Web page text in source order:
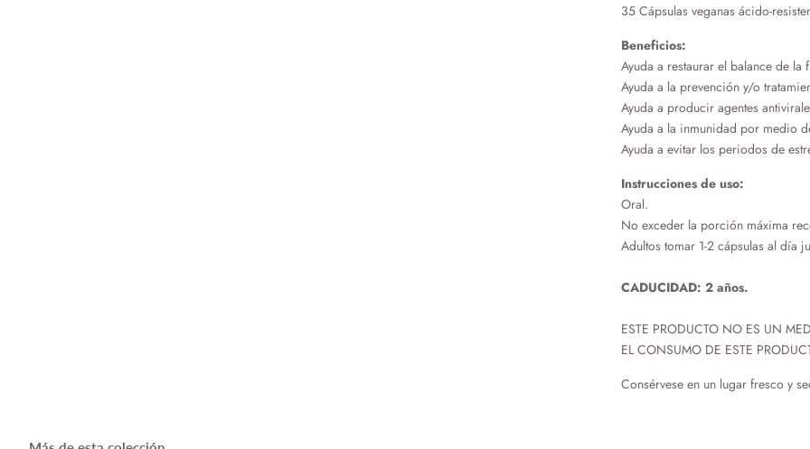
35 Cápsulas veganas ácido-
Beneficios:
Ayuda a restaurar el balance de
Ayuda a la prevención y/o
Ayuda a producir agentes
Ayuda a la inmunidad por medio
Ayuda a evitar los periodos de
Instrucciones de uso:
Oral.
No exceder la porción máxima
Adultos tomar 1-2 cápsulas al día
CADUCIDAD: 2 años.
ESTE PRODUCTO NO ES UN
EL CONSUMO DE ESTE
Consérvese en un lugar fresco y